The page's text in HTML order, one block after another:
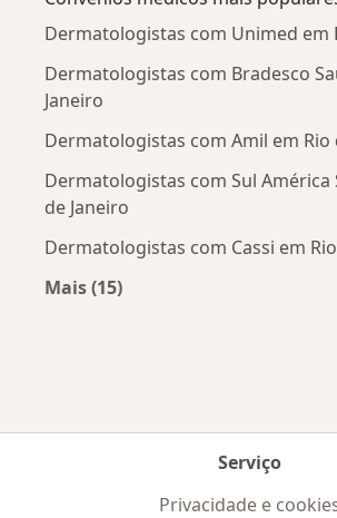
Dermatologistas com Unimed em
Dermatologistas com Bradesco
Janeiro
Dermatologistas com Amil em Rio
Dermatologistas com Sul América
de Janeiro
Dermatologistas com Cassi em
Mais (15)
Serviço
Privacidade e